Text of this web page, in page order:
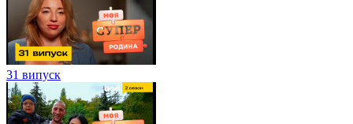
31 випуск